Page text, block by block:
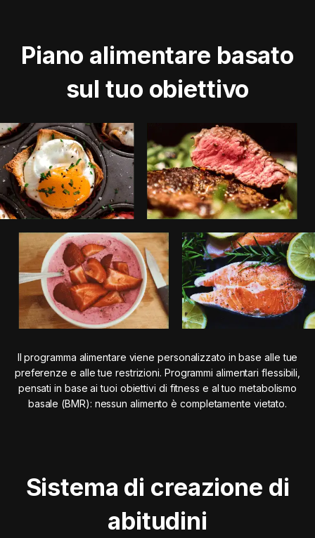
Piano alimentare basato
sul tuo obiettivo
Il programma alimentare viene personalizzato in base alle tue
preferenze e alle tue restrizioni. Programmi alimentari flessibili,
pensati in base ai tuoi obiettivi di fitness e al tuo metabolismo
basale (BMR): nessun alimento è completamente vietato.
Sistema di creazione di
abitudini